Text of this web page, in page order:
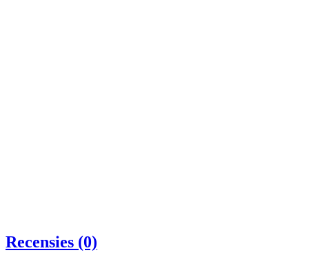
Recensies (0)